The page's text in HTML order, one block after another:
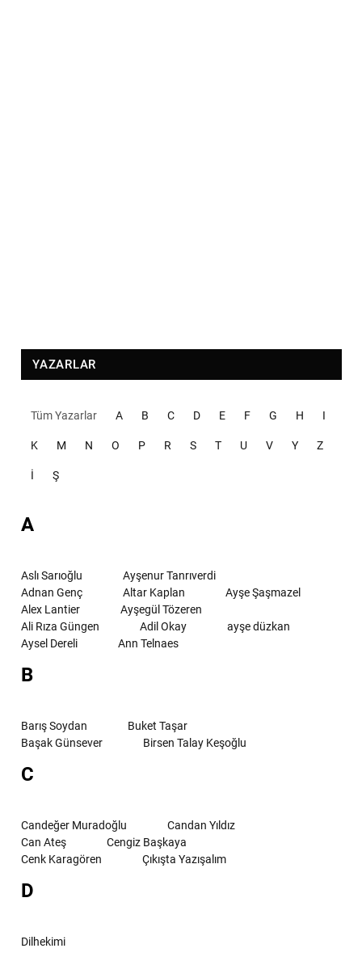
YAZARLAR
Tüm Yazarlar A B C D E F G H I
K M N O P R S T U V Y Z
İ Ş
A
Aslı Sarıoğlu
Ayşenur Tanrıverdi
Adnan Genç
Altar Kaplan
Ayşe Şaşmazel
Alex Lantier
Ayşegül Tözeren
Ali Rıza Güngen
Adil Okay
ayşe düzkan
Aysel Dereli
Ann Telnaes
B
Barış Soydan
Buket Taşar
Başak Günsever
Birsen Talay Keşoğlu
C
Candeğer Muradoğlu
Candan Yıldız
Can Ateş
Cengiz Başkaya
Cenk Karagören
Çıkışta Yazışalım
D
Dilhekimi